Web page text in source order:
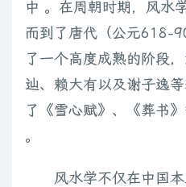
中 。在周朝时期，风水
而到了唐代（公元618-
了一个高度成熟的阶段
辿、赖大有以及谢子逸
了《雪心赋》、《葬书
。
风水学不仅在中国